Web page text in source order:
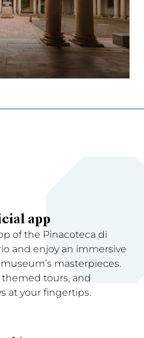
app
of the Pinacoteca di
and enjoy an immersive
masterpieces.
tours, and
at your fingertips.